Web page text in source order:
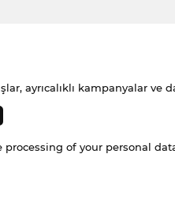
ayrıcalıklı kampanyalar ve
of your personal